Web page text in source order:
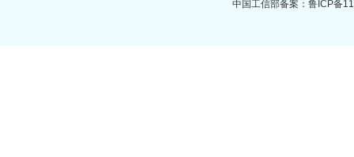
中国工信部备案：鲁ICP备